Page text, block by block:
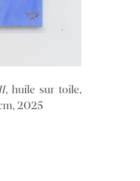
, huile sur toile,
2025